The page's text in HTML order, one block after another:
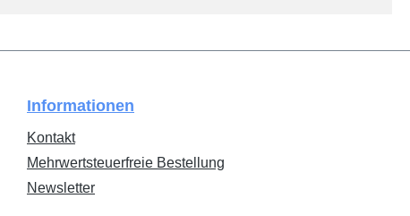
Informationen
Kontakt
Mehrwertsteuerfreie Bestellung
Newsletter